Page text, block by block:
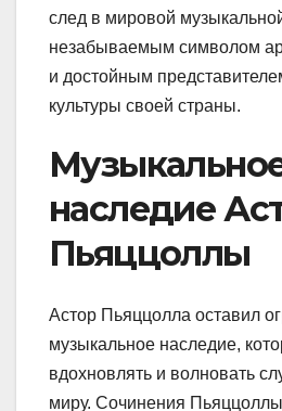
след в мировой
незабываемым символом
и достойным
культуры своей страны.
наследие
Пьяццоллы
Астор Пьяццолла оставил
музыкальное наследие,
вдохновлять и волновать
миру. Сочинения